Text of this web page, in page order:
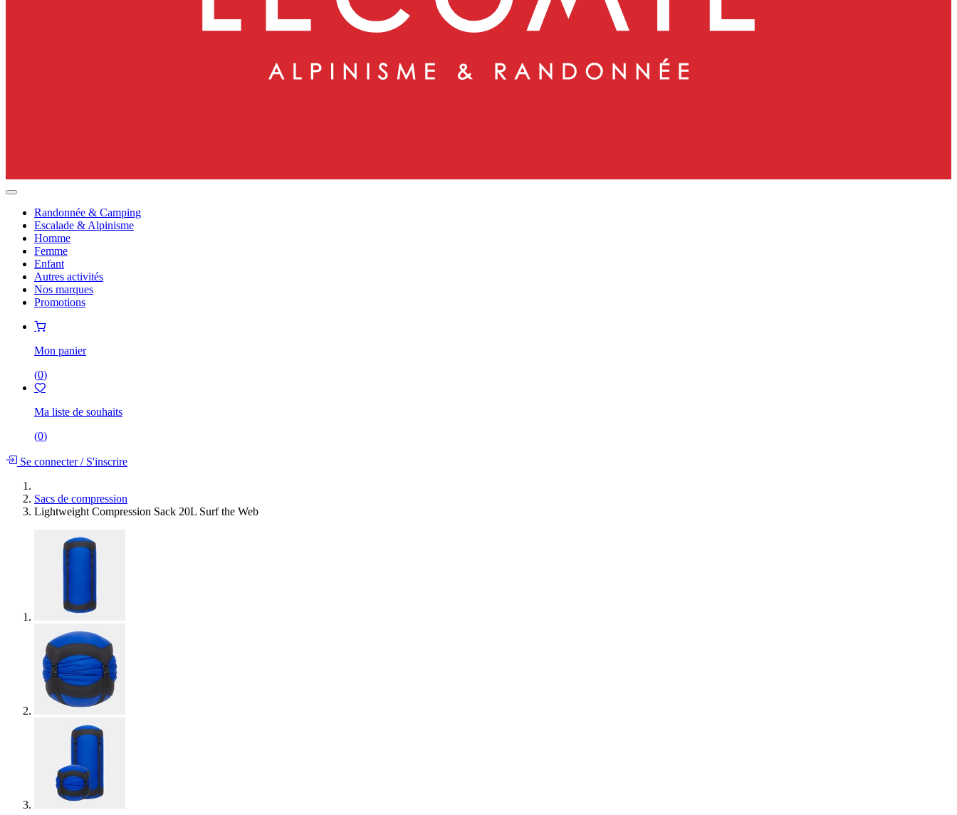
Randonnée & Camping
Escalade & Alpinisme
Homme
Femme
Enfant
Autres activités
Nos marques
Promotions
Mon panier
(0)
Ma liste de souhaits
(0)
Se connecter/S'inscrire
Sacs de compression
Lightweight Compression Sack 20L Surf the Web